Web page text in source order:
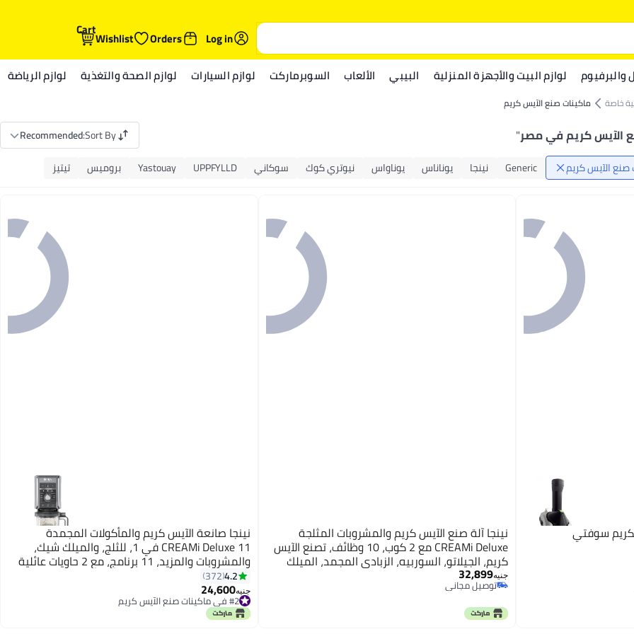
Log in
Orders
Wishlist
Cart
والبرفيوم لوازم البيت والأجهزة المنزلية البيبي الألعاب السوبرماركت لوازم السيارات لوازم الصحة والتغذية لوازم الرياضة
خاصة ماكينات صنع الآيس كريم
الآيس كريم في مصر"
Sort By
:
Recommended
صنع الآيس كريم Generic نينجا يوناناس يوناواس نيوتري كوك سوكاني UPPFYLLD
Yastouay بروميس تيتيز
سوفتي نينجا آلة صنع الآيس كريم والمشروبات المثلجة
CREAMi Deluxe مع 2 كوب، 10 وظائف، تصنع الآيس
كريم، الجيلاتو، السوربيه، الزبادي المجمد، الميلك
شيك، السلاشي والمزيد، خيار نكهة 2 في 1
جنيه32,899
توصيل مجاني
توصيل مجاني
نينجا صانعة الآيس كريم والمأكولات المجمدة
CREAMi Deluxe 11 في 1، للثلج، والميلك شيك،
والمشروبات والمزيد، 11 برنامج، مع 2 حاويات عائلية
XL، مثالية للأطفال، 2 كوارت4.2
372
جنيه24,600
#2 في ماكينات صنع الآيس كريم
توصيل مجاني
#2 في ماكينات صنع الآيس كريم